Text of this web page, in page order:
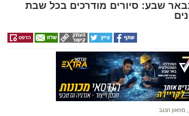
שבע: סיורים מודרכים בכל שבת
מוזאון הנגב